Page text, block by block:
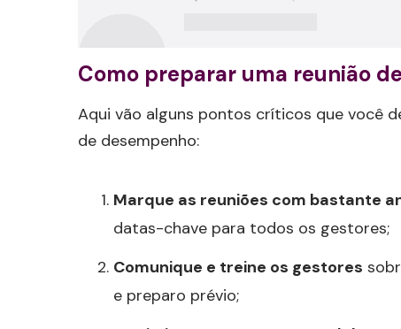
Como preparar uma reunião
Aqui vão alguns pontos críticos que você
de desempenho:
Marque as reuniões com bastante
datas-chave para todos os gestores;
Comunique e treine os gestores
e preparo prévio;